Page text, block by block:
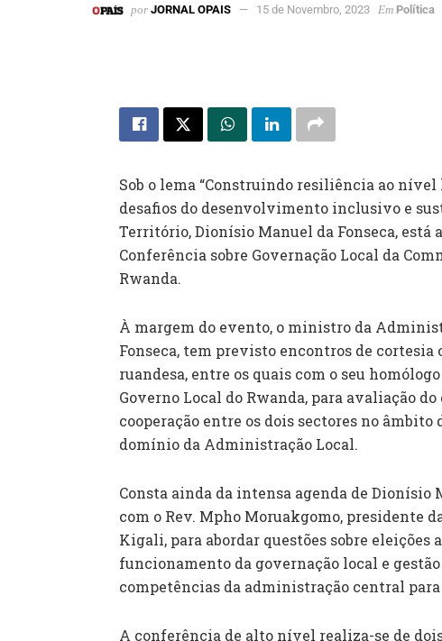
por JORNAL OPAIS 15 de Novembro, 2023 Em Política
Sob o lema “Construindo resiliência ao nível
desafios do desenvolvimento inclusivo e
Território, Dionísio Manuel da Fonseca, está
Conferência sobre Governação Local da
Rwanda.
À margem do evento, o ministro da
Fonseca, tem previsto encontros de
ruandesa, entre os quais com o seu
Governo Local do Rwanda, para avaliação
cooperação entre os dois sectores no âmbito
domínio da Administração Local.
Consta ainda da intensa agenda de Dionísio
com o Rev. Mpho Moruakgomo, presidente
Kigali, para abordar questões sobre eleições
funcionamento da governação local e
competências da administração central
A conferência de alto nível realiza-se de